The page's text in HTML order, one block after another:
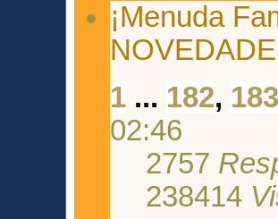
¡Menuda
1 ... 182, 183
02:46
2757
238414